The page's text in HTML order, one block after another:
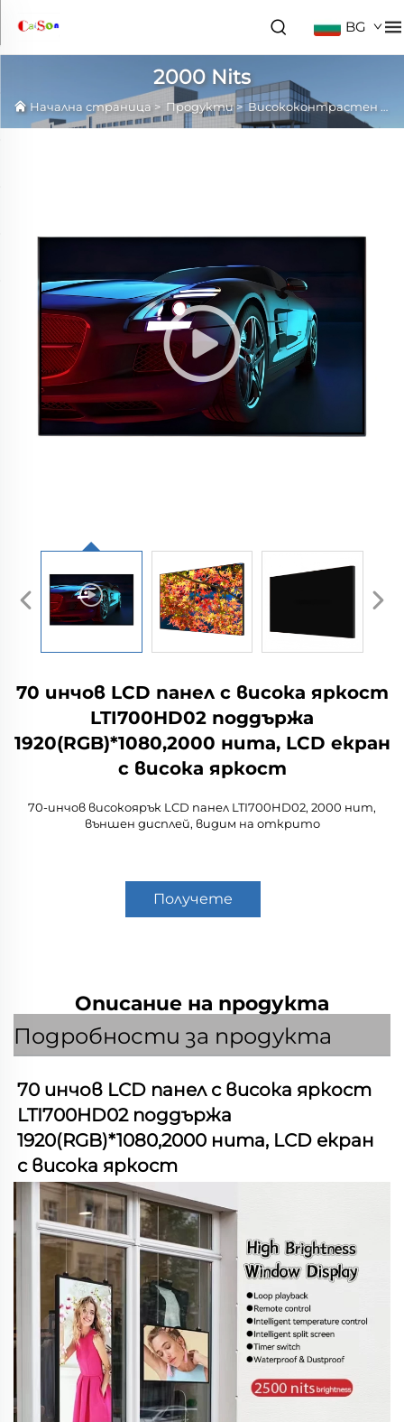
BG
2000 Nits
Начална страница > Продукти>Висококонтрастен LCD панел
70 инчов LCD панел с висока яркост
LTI700HD02 поддържа
1920(RGB)*1080,2000 нита, LCD екран
с висока яркост
70-инчов високоярък LCD панел LTI700HD02, 2000 нит,
външен дисплей, видим на открито
Получете
Описание на продукта
Подробности за продукта
70 инчов LCD панел с висока яркост
LTI700HD02 поддържа
1920(RGB)*1080,2000 нита, LCD екран
с висока яркост